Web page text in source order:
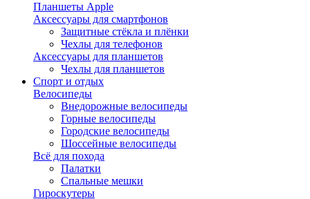
Планшеты Apple
Аксессуары для смартфонов
Защитные стёкла и плёнки
Чехлы для телефонов
Аксессуары для планшетов
Чехлы для планшетов
Спорт и отдых
Велосипеды
Внедорожные велосипеды
Горные велосипеды
Городские велосипеды
Шоссейные велосипеды
Всё для похода
Палатки
Спальные мешки
Гироскутеры